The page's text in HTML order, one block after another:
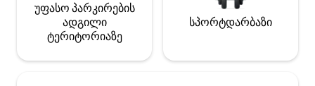
უფასო პარკირების
ადგილი
ტერიტორიაზე
სპორტდარბაზი